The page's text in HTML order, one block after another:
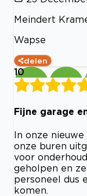
Meindert
Wapse
delen
10
Fijne garage
In onze
onze buren
voor
geholpen en
personeel dus
komen.